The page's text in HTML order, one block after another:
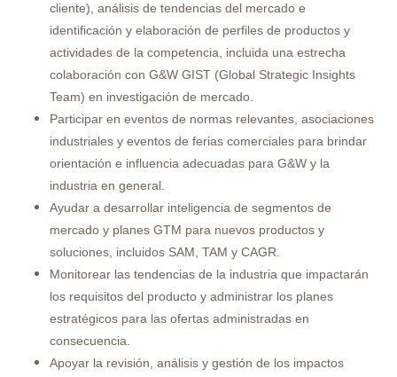
cliente), análisis de tendencias del mercado e
identificación y elaboración de perfiles de productos y
actividades de la competencia, incluida una estrecha
colaboración con G&W GIST (Global Strategic Insights
Team) en investigación de mercado.
Participar en eventos de normas relevantes, asociaciones
industriales y eventos de ferias comerciales para brindar
orientación e influencia adecuadas para G&W y la
industria en general.
Ayudar a desarrollar inteligencia de segmentos de
mercado y planes GTM para nuevos productos y
soluciones, incluidos SAM, TAM y CAGR.
Monitorear las tendencias de la industria que impactarán
los requisitos del producto y administrar los planes
estratégicos para las ofertas administradas en
consecuencia.
Apoyar la revisión, análisis y gestión de los impactos